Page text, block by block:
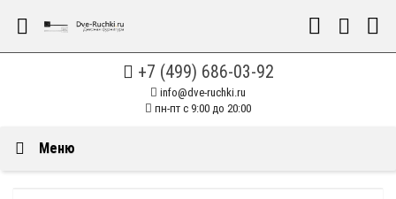
+7 (499) 686-03-92
info@dve-ruchki.ru
пн-пт с 9:00 до 20:00
Меню